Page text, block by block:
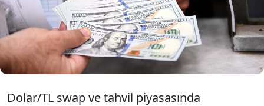
seyrediyor. Diğer yandan Merkez Bankası
rezervlerini rekor hızda artırıyor.
Dolar/TL swap ve tahvil piyasasında